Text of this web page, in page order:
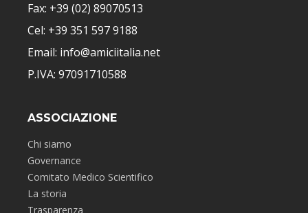
Fax: +39 (02) 89070513
Cel: +39 351 597 9188
Email: info@amiciitalia.net
P.IVA: 97091710588
ASSOCIAZIONE
Chi siamo
Governance
Comitato Medico Scientifico
La storia
Trasparenza